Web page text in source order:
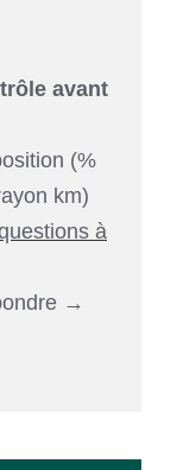
avant
(%
km)
à
→